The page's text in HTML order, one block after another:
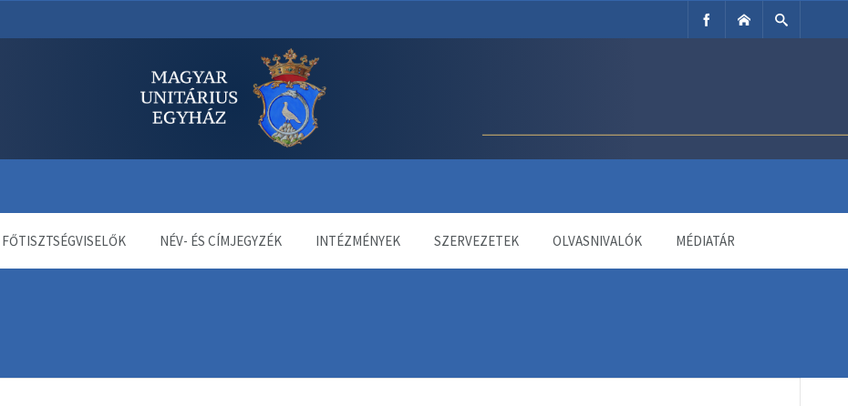
FŐTISZTSÉGVISELŐK NÉV- ÉS CÍMJEGYZÉK INTÉZMÉNYEK SZERVEZETEK OLVASNIVALÓK MÉDIATÁR